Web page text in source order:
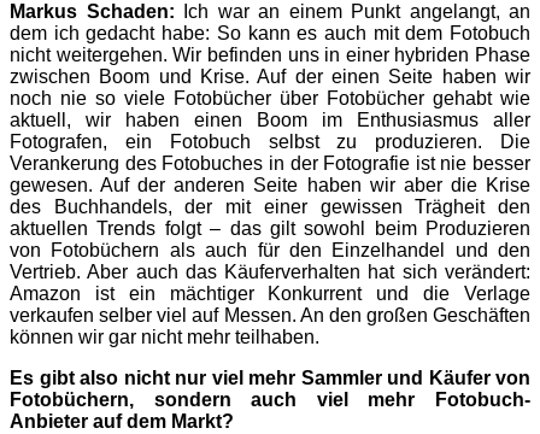
Markus Schaden: Ich war an einem Punkt angelangt, an
dem ich gedacht habe: So kann es auch mit dem Fotobuch
nicht weitergehen. Wir befinden uns in einer hybriden Phase
zwischen Boom und Krise. Auf der einen Seite haben wir
noch nie so viele Fotobücher über Fotobücher gehabt wie
aktuell, wir haben einen Boom im Enthusiasmus aller
Fotografen, ein Fotobuch selbst zu produzieren. Die
Verankerung des Fotobuches in der Fotografie ist nie besser
gewesen. Auf der anderen Seite haben wir aber die Krise
des Buchhandels, der mit einer gewissen Trägheit den
aktuellen Trends folgt – das gilt sowohl beim Produzieren
von Fotobüchern als auch für den Einzelhandel und den
Vertrieb. Aber auch das Käuferverhalten hat sich verändert:
Amazon ist ein mächtiger Konkurrent und die Verlage
verkaufen selber viel auf Messen. An den großen Geschäften
können wir gar nicht mehr teilhaben.
Es gibt also nicht nur viel mehr Sammler und Käufer von
Foto­bü­chern, sondern auch viel mehr Fotobuch-
Anbieter auf dem Markt?